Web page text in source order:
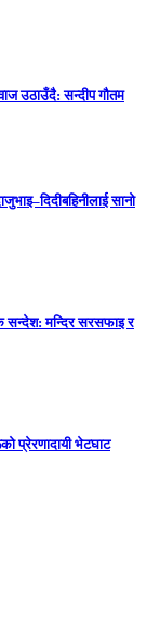
उठाउँदै: सन्दीप गौतम
सानो
सन्देश: मन्दिर सरसफाइ र
प्रेरणादायी भेटघाट